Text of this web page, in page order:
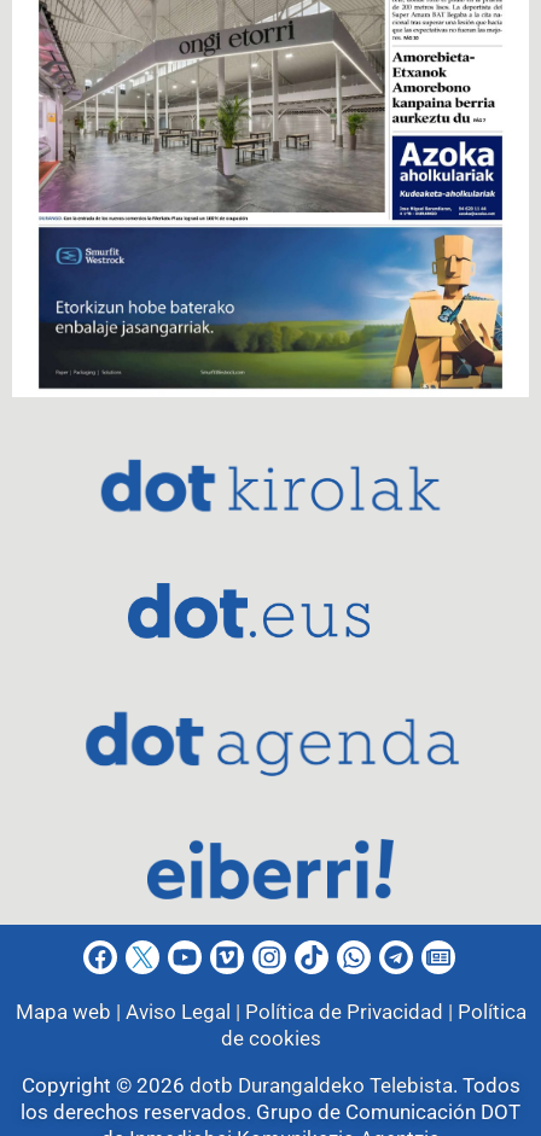
Mapa web | Aviso Legal | Política de Privacidad | Política
de cookies
Copyright © 2026 dotb Durangaldeko Telebista. Todos
los derechos reservados. Grupo de Comunicación DOT